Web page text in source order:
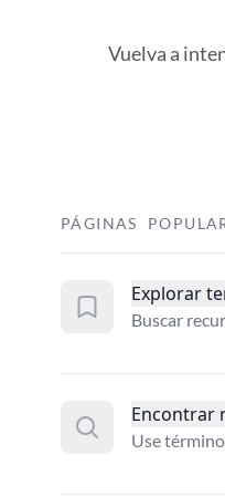
Vuelva a
PÁGINAS
Explorar
Buscar
Encontrar
Use